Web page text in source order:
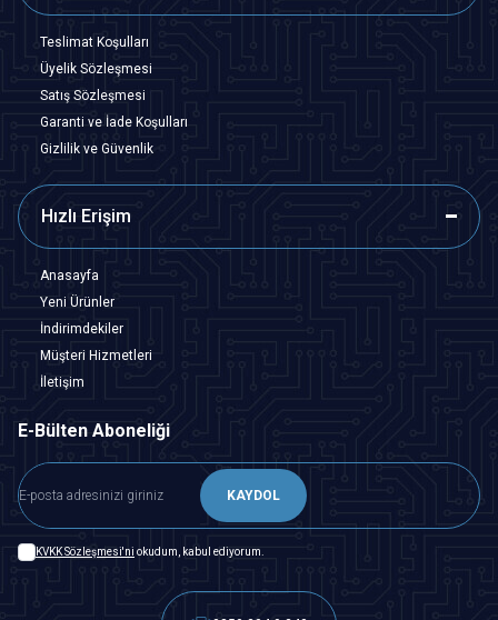
Teslimat Koşulları
Üyelik Sözleşmesi
Satış Sözleşmesi
Garanti ve İade Koşulları
Gizlilik ve Güvenlik
Hızlı Erişim
Anasayfa
Yeni Ürünler
İndirimdekiler
Müşteri Hizmetleri
İletişim
E-Bülten Aboneliği
KAYDOL
KVKK Sözleşmesi'ni okudum, kabul ediyorum.